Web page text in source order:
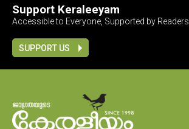
Support Keraleeyam
Accessible to Everyone, Supported by Readers
SUPPORT US